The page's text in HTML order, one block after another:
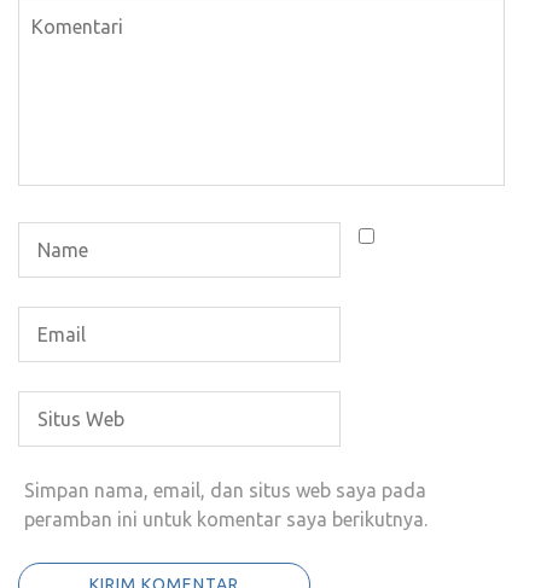
Simpan nama, email, dan situs web saya pada
peramban ini untuk komentar saya berikutnya.